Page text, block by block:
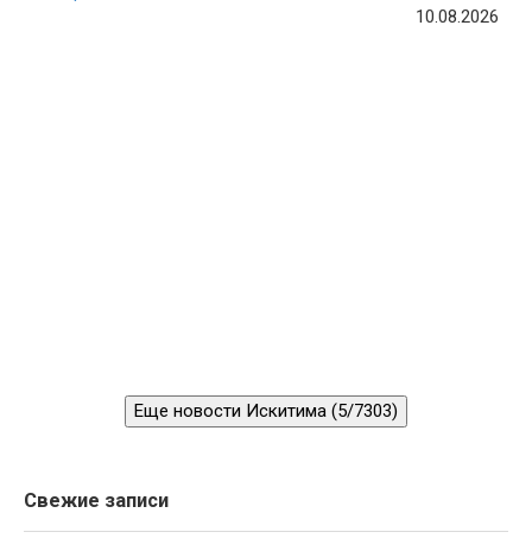
10.08.2026
Еще новости Искитима (5/7303)
Свежие записи